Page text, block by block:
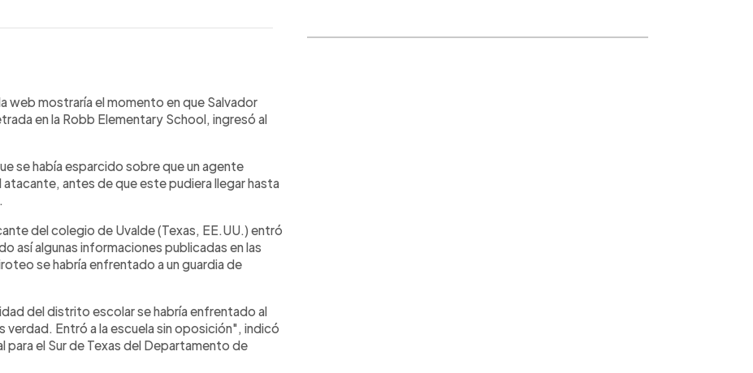
web mostraría el momento en que Salvador
en la Robb Elementary School, ingresó al
se había esparcido sobre que un agente
antes de que este pudiera llegar hasta
del colegio de Uvalde (Texas, EE.UU.) entró
así algunas informaciones publicadas en las
se habría enfrentado a un guardia de
del distrito escolar se habría enfrentado al
Entró a la escuela sin oposición", indicó
para el Sur de Texas del Departamento de